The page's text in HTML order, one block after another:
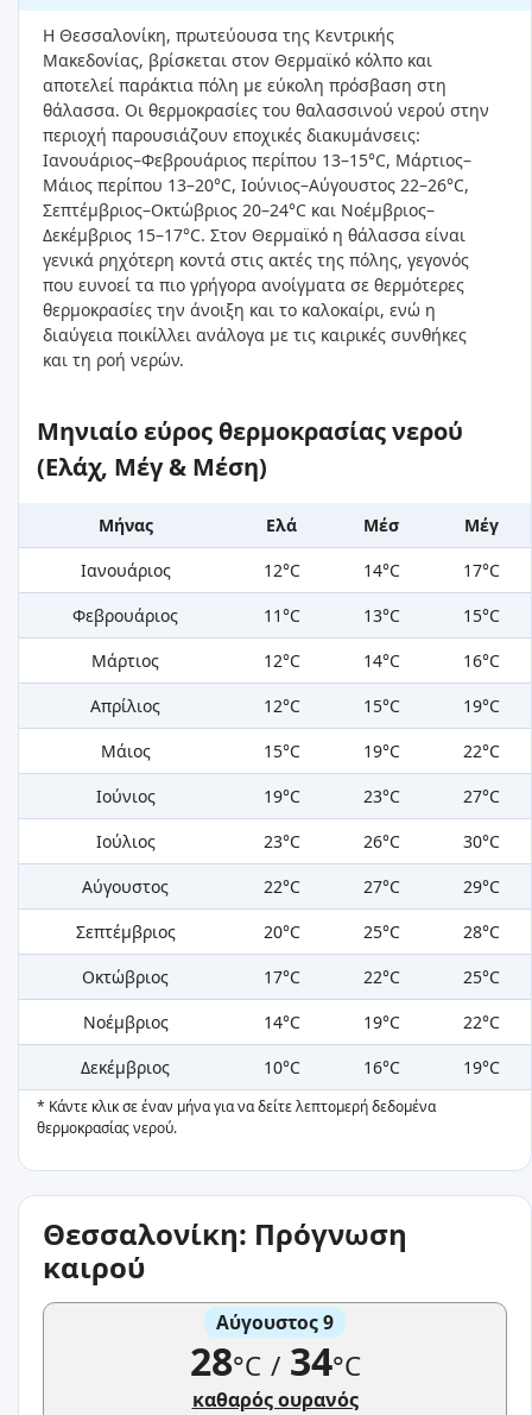
Η Θεσσαλονίκη, πρωτεύουσα της Κεντρικής
Μακεδονίας, βρίσκεται στον Θερμαϊκό κόλπο και
αποτελεί παράκτια πόλη με εύκολη πρόσβαση στη
θάλασσα. Οι θερμοκρασίες του θαλασσινού νερού στην
περιοχή παρουσιάζουν εποχικές διακυμάνσεις:
Ιανουάριος–Φεβρουάριος περίπου 13–15°C, Μάρτιος–
Μάιος περίπου 13–20°C, Ιούνιος–Αύγουστος 22–26°C,
Σεπτέμβριος–Οκτώβριος 20–24°C και Νοέμβριος–
Δεκέμβριος 15–17°C. Στον Θερμαϊκό η θάλασσα είναι
γενικά ρηχότερη κοντά στις ακτές της πόλης, γεγονός
που ευνοεί τα πιο γρήγορα ανοίγματα σε θερμότερες
θερμοκρασίες την άνοιξη και το καλοκαίρι, ενώ η
διαύγεια ποικίλλει ανάλογα με τις καιρικές συνθήκες
και τη ροή νερών.
Μηνιαίο εύρος θερμοκρασίας νερού
(Ελάχ, Μέγ & Μέση)
Μήνας Ελά Μέσ
Μέγ
Ιανουάριος
12°C 14°C
17°C
Φεβρουάριος
11°C 13°C
15°C
Μάρτιος
12°C 14°C
16°C
Απρίλιος
12°C 15°C
19°C
Μάιος
15°C 19°C
22°C
Ιούνιος
19°C 23°C
27°C
Ιούλιος
23°C 26°C
30°C
Αύγουστος
22°C 27°C
29°C
Σεπτέμβριος
20°C 25°C
28°C
Οκτώβριος
17°C 22°C
25°C
Νοέμβριος
14°C 19°C
22°C
Δεκέμβριος
10°C 16°C 19°C
* Κάντε κλικ σε έναν μήνα για να δείτε λεπτομερή δεδομένα
θερμοκρασίας νερού.
Θεσσαλονίκη: Πρόγνωση
καιρού
Αύγουστος 9
28°C /34°C
καθαρός ουρανός